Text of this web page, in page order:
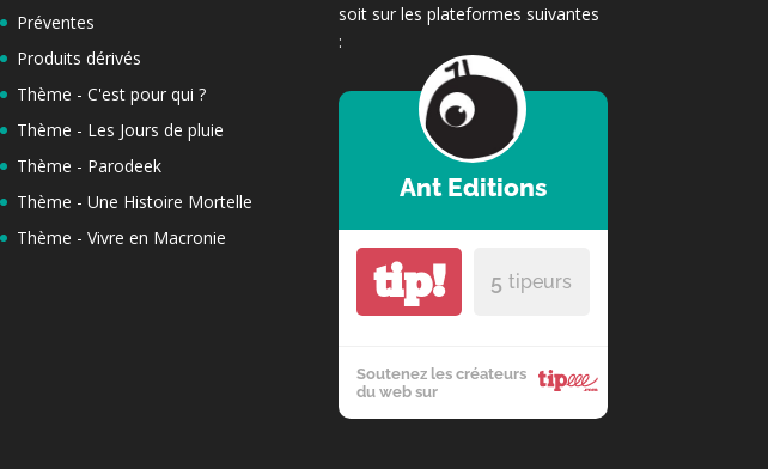
Préventes
Produits dérivés
Thème - C'est pour qui ?
Thème - Les Jours de pluie
Thème - Parodeek
Thème - Une Histoire Mortelle
Thème - Vivre en Macronie
soit sur les plateformes suivantes
:
Ant Editions
tip! 5 tipeurs
Soutenez les créateurs
du web sur